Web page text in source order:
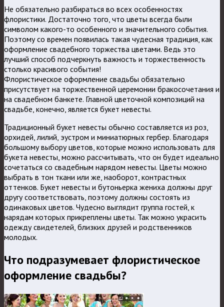
Не обязательно разбираться во всех особенностях
флористики. Достаточно того, что цветы всегда были
символом какого-то особенного и значительного события.
Поэтому со времен появилась такая чудесная традиция, как
оформление свадебного торжества цветами. Ведь это
лучший способ подчеркнуть важность и торжественность
столько красивого события!
Флористическое оформление свадьбы обязательно
присутствует на торжественной церемонии бракосочетания и
на свадебном банкете. Главной цветочной композиций на
свадьбе, конечно, является букет невесты.
Традиционный букет невесты обычно составляется из роз,
орхидей, лилий, эустром и миниатюрных гербер. Благодаря
большому выбору цветов, которые можно использовать для
букета невесты, можно рассчитывать, что он будет идеально
сочетаться со свадебным нарядом невесты. Цветы можно
выбрать в тон ткани или же, наоборот, контрастных
оттенков. Букет невесты и бутоньерка жениха должны друг
другу соответствовать, поэтому должны состоять из
одинаковых цветов. Чудесно выглядит группа гостей, к
нарядам которых прикреплены цветы. Так можно украсить
одежду свидетелей, близких друзей и родственников
молодых.
Что подразумевает флористическое
оформление свадьбы?